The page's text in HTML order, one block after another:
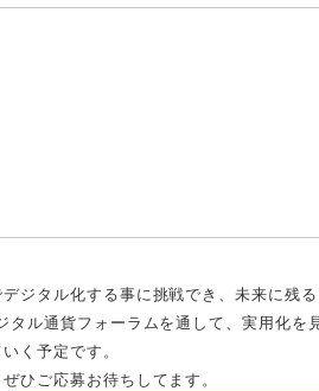
ジタル化する事に挑戦でき、未来に残
ル通貨フォーラムを通して、実用化
く予定です。
ひご応募お待ちしてます。